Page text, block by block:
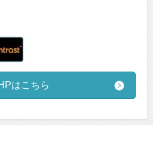
はこちら